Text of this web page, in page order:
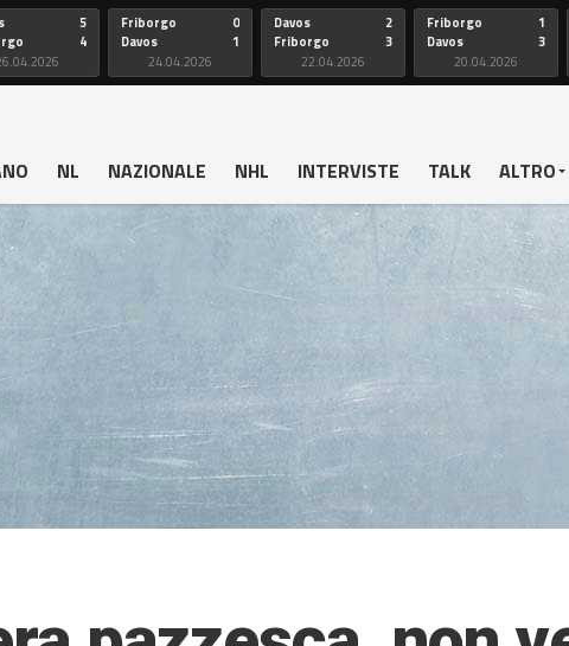
5
4
Friborgo
Davos
0
1
24.04.2026
Davos
Friborgo
2
3
22.04.2026
Friborgo
Davos
1
3
20.04.2026
NL NAZIONALE NHL INTERVISTE TALK ALTRO